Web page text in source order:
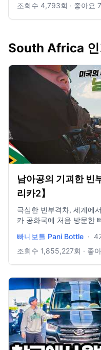
면, 놓치지 말아야 할 꿀팁 대방출! 더 많은 여행
shopping etc Don't miss this video if you plan trip to
조회수 4,793회 · 좋아요
South Africa 인
남아공의 기괴한 빈
리카2】
극심한 빈부격차, 세계에
카 공화국에 처음 방문한
철
DJI Pocket3 Galaxy
Jahzzar - About u
v=AR0n7Dm-
Jahzzar - Ma'am
https://
빠니보틀 Pani Bottle · 4
조회수 1,855,227회 · 좋